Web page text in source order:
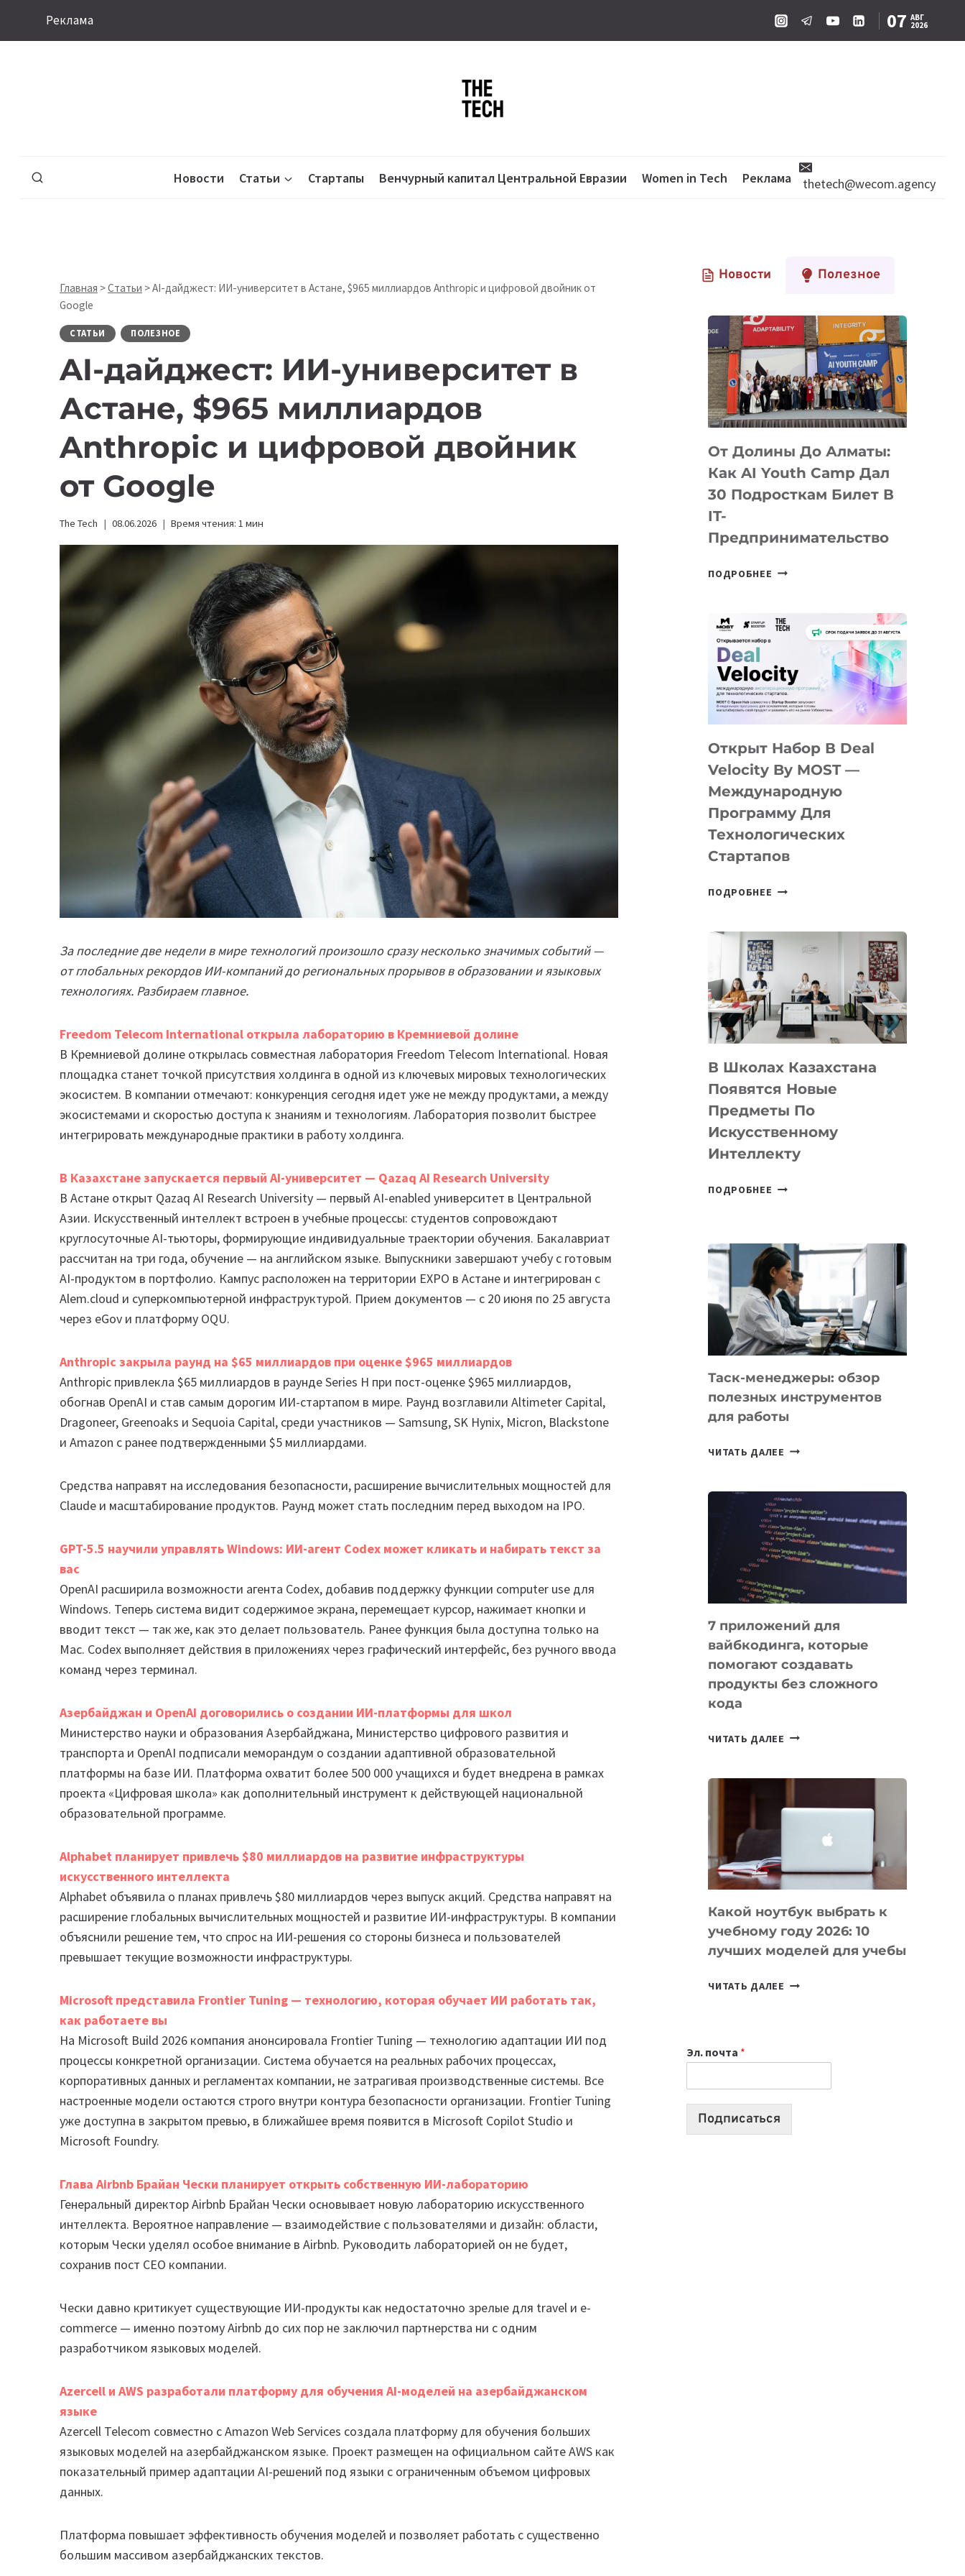
Реклама 07 АВГ
2026
Новости Статьи Стартапы Венчурный капитал Центральной Евразии Women in Tech Реклама thetech@wecom.agency
Главная >Статьи >AI-дайджест: ИИ-университет в Астане, $965 миллиардов Anthropic и цифровой двойник от
Google
СТАТЬИ ПОЛЕЗНОЕ
AI-дайджест: ИИ-университет в
Астане, $965 миллиардов
Anthropic и цифровой двойник
от Google
The Tech 08.06.2026 Время чтения: 1 мин
За последние две недели в мире технологий произошло сразу несколько значимых событий —
от глобальных рекордов ИИ-компаний до региональных прорывов в образовании и языковых
технологиях. Разбираем главное.
Freedom Telecom International открыла лабораторию в Кремниевой долине
В Кремниевой долине открылась совместная лаборатория Freedom Telecom International. Новая
площадка станет точкой присутствия холдинга в одной из ключевых мировых технологических
экосистем. В компании отмечают: конкуренция сегодня идет уже не между продуктами, а между
экосистемами и скоростью доступа к знаниям и технологиям. Лаборатория позволит быстрее
интегрировать международные практики в работу холдинга.
В Казахстане запускается первый AI-университет — Qazaq AI Research University
В Астане открыт Qazaq AI Research University — первый AI-enabled университет в Центральной
Азии. Искусственный интеллект встроен в учебные процессы: студентов сопровождают
круглосуточные AI-тьюторы, формирующие индивидуальные траектории обучения. Бакалавриат
рассчитан на три года, обучение — на английском языке. Выпускники завершают учебу с готовым
AI-продуктом в портфолио. Кампус расположен на территории EXPO в Астане и интегрирован с
Alem.cloud и суперкомпьютерной инфраструктурой. Прием документов — с 20 июня по 25 августа
через eGov и платформу OQU.
Anthropic закрыла раунд на $65 миллиардов при оценке $965 миллиардов
Anthropic привлекла $65 миллиардов в раунде Series H при пост-оценке $965 миллиардов,
обогнав OpenAI и став самым дорогим ИИ-стартапом в мире. Раунд возглавили Altimeter Capital,
Dragoneer, Greenoaks и Sequoia Capital, среди участников — Samsung, SK Hynix, Micron, Blackstone
и Amazon с ранее подтвержденными $5 миллиардами.
Средства направят на исследования безопасности, расширение вычислительных мощностей для
Claude и масштабирование продуктов. Раунд может стать последним перед выходом на IPO.
GPT-5.5 научили управлять Windows: ИИ-агент Codex может кликать и набирать текст за
вас
OpenAI расширила возможности агента Codex, добавив поддержку функции computer use для
Windows. Теперь система видит содержимое экрана, перемещает курсор, нажимает кнопки и
вводит текст — так же, как это делает пользователь. Ранее функция была доступна только на
Mac. Codex выполняет действия в приложениях через графический интерфейс, без ручного ввода
команд через терминал.
Азербайджан и OpenAI договорились о создании ИИ-платформы для школ
Министерство науки и образования Азербайджана, Министерство цифрового развития и
транспорта и OpenAI подписали меморандум о создании адаптивной образовательной
платформы на базе ИИ. Платформа охватит более 500 000 учащихся и будет внедрена в рамках
проекта «Цифровая школа» как дополнительный инструмент к действующей национальной
образовательной программе.
Alphabet планирует привлечь $80 миллиардов на развитие инфраструктуры
искусственного интеллекта
Alphabet объявила о планах привлечь $80 миллиардов через выпуск акций. Средства направят на
расширение глобальных вычислительных мощностей и развитие ИИ-инфраструктуры. В компании
объяснили решение тем, что спрос на ИИ-решения со стороны бизнеса и пользователей
превышает текущие возможности инфраструктуры.
Microsoft представила Frontier Tuning — технологию, которая обучает ИИ работать так,
как работаете вы
На Microsoft Build 2026 компания анонсировала Frontier Tuning — технологию адаптации ИИ под
процессы конкретной организации. Система обучается на реальных рабочих процессах,
корпоративных данных и регламентах компании, не затрагивая производственные системы. Все
настроенные модели остаются строго внутри контура безопасности организации. Frontier Tuning
уже доступна в закрытом превью, в ближайшее время появится в Microsoft Copilot Studio и
Microsoft Foundry.
Глава Airbnb Брайан Чески планирует открыть собственную ИИ-лабораторию
Генеральный директор Airbnb Брайан Чески основывает новую лабораторию искусственного
интеллекта. Вероятное направление — взаимодействие с пользователями и дизайн: области,
которым Чески уделял особое внимание в Airbnb. Руководить лабораторией он не будет,
сохранив пост CEO компании.
Чески давно критикует существующие ИИ-продукты как недостаточно зрелые для travel и e-
commerce — именно поэтому Airbnb до сих пор не заключил партнерства ни с одним
разработчиком языковых моделей.
Azercell и AWS разработали платформу для обучения AI-моделей на азербайджанском
языке
Azercell Telecom совместно с Amazon Web Services создала платформу для обучения больших
языковых моделей на азербайджанском языке. Проект размещен на официальном сайте AWS как
показательный пример адаптации AI-решений под языки с ограниченным объемом цифровых
данных.
Платформа повышает эффективность обучения моделей и позволяет работать с существенно
большим массивом азербайджанских текстов.
Новости Полезное
От Долины До Алматы:
Как AI Youth Camp Дал
30 Подросткам Билет В
IT-
Предпринимательство
ПОДРОБНЕЕ ОТ
АЛМАТЫ:
YOUTH
CAMP
ДАЛ
ПОДРОСТКАМ
БИЛЕТ
IT-
ПРЕДПРИНИМАТЕЛЬСТВО
Открыт Набор В Deal
Velocity By MOST —
Международную
Программу Для
Технологических
Стартапов
ПОДРОБНЕЕ ОТКРЫТ
DEAL
VELOCITY
MOST
—
МЕЖДУНАРОДНУЮ
ДЛЯ
ТЕХНОЛОГИЧЕСКИХ
СТАРТАПОВ
В Школах Казахстана
Появятся Новые
Предметы По
Искусственному
Интеллекту
ПОДРОБНЕЕ
НОВЫЕ
ПРЕДМЕТЫ
ПО
ИСКУССТВЕННОМУ
ИНТЕЛЛЕКТУ
Таск-менеджеры: обзор
полезных инструментов
для работы
ЧИТАТЬ ДАЛЕЕ ТАСК-
ПОЛЕЗНЫХ
ИНСТРУМЕНТОВ
ДЛЯ
РАБОТЫ
7 приложений для
вайбкодинга, которые
помогают создавать
продукты без сложного
кода
ЧИТАТЬ ДАЛЕЕ
КОТОРЫЕ
СОЗДАВАТЬ
БЕЗ
КОДА
Какой ноутбук выбрать к
учебному году 2026: 10
лучших моделей для учебы
ЧИТАТЬ ДАЛЕЕ КАКОЙ
2026:
10
Эл. почта *
Подписаться